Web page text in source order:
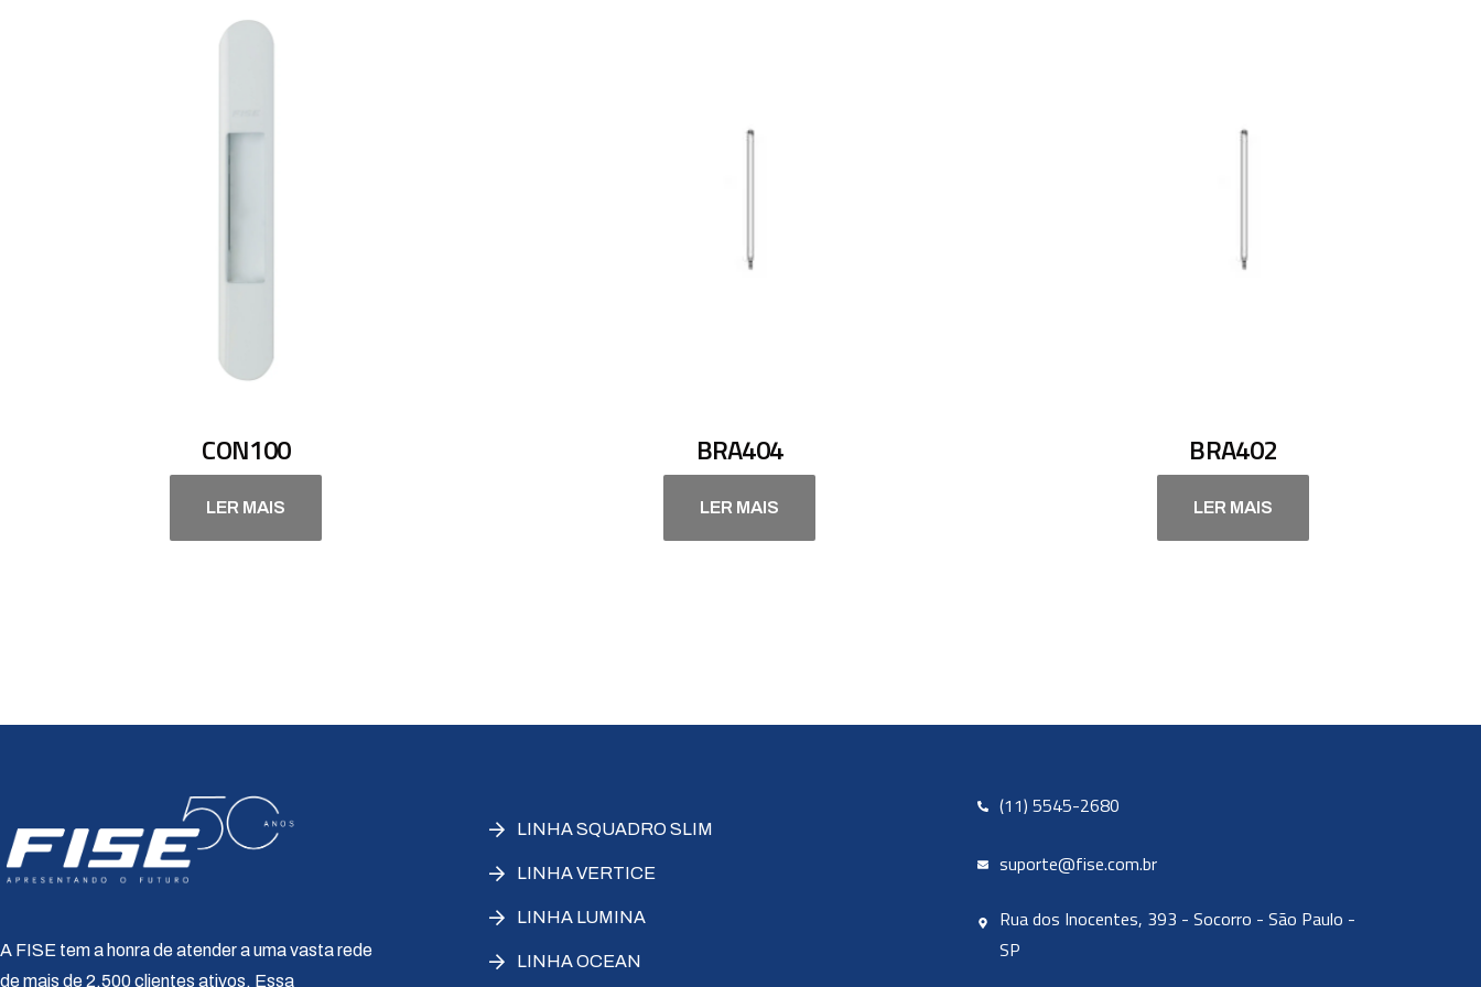
CON100
LER MAIS
BRA404
LER MAIS
BRA402
LER MAIS
A FISE tem a honra de atender a uma vasta rede
de mais de 2.500 clientes ativos. Essa
LINHA SQUADRO SLIM
LINHA VERTICE
LINHA LUMINA
LINHA OCEAN
(11) 5545-2680
suporte@fise.com.br
Rua dos Inocentes, 393 - Socorro - São Paulo -
SP